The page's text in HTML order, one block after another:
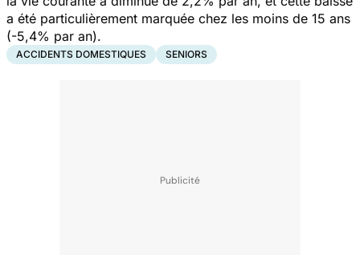
a été particulièrement marquée chez les moins de 15 ans
(-5,4% par an).
ACCIDENTS DOMESTIQUES SENIORS